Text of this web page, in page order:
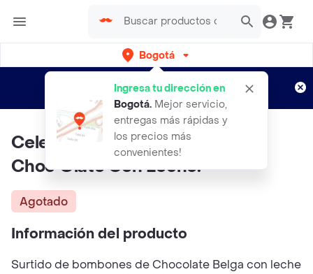
Bogotá
Ingresa tu dirección en
Bogotá. Mejor servicio,
entregas más rápidas y
los precios más
convenientes!
envíos gratis por semanas
Aplican TyC
Celebracion Dorada Plus Vino
Choc Olate Con Leche.
Agotado
Información del producto
Surtido de bombones de Chocolate Belga con leche